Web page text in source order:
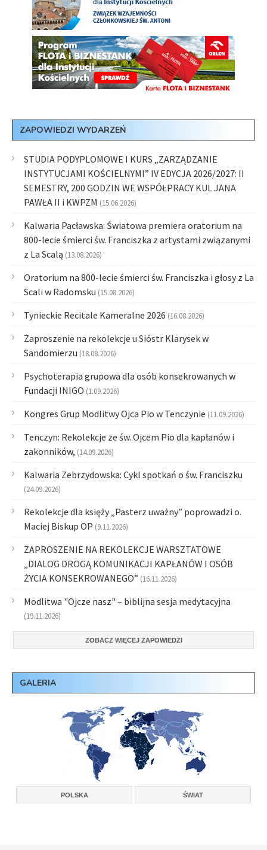
ZAPOWIEDZI WYDARZEŃ
STUDIA PODYPLOMOWE I KURS „ZARZĄDZANIE
INSTYTUCJAMI KOŚCIELNYMI” IV EDYCJA 2026/2027: II
SEMESTRY, 200 GODZIN WE WSPÓŁPRACY KUL JANA
PAWŁA II i KWPZM (15.06.2026)
Kalwaria Pacławska: Światowa premiera oratorium na
800-lecie śmierci św. Franciszka z artystami związanymi
z La Scalą (13.08.2026)
Oratorium na 800-lecie śmierci św. Franciszka i głosy z La
Scali w Radomsku (15.08.2026)
Tynieckie Recitale Kameralne 2026 (16.08.2026)
Zaproszenie na rekolekcje u Sióstr Klarysek w
Sandomierzu (18.08.2026)
Psychoterapia grupowa dla osób konsekrowanych w
Fundacji INIGO (1.09.2026)
Kongres Grup Modlitwy Ojca Pio w Tenczynie (11.09.2026)
Tenczyn: Rekolekcje ze św. Ojcem Pio dla kapłanów i
zakonników, (14.09.2026)
Kalwaria Zebrzydowska: Cykl spotkań o św. Franciszku
(24.09.2026)
Rekolekcje dla księży „Pasterz uważny” poprowadzi o.
Maciej Biskup OP (9.11.2026)
ZAPROSZENIE NA REKOLEKCJE WARSZTATOWE
„DIALOG DROGĄ KOMUNIKACJI KAPŁANÓW I OSÓB
ŻYCIA KONSEKROWANEGO” (16.11.2026)
Modlitwa "Ojcze nasz" – biblijna sesja medytacyjna
(19.11.2026)
ZOBACZ WIĘCEJ ZAPOWIEDZI
GALERIA
POLSKA ŚWIAT